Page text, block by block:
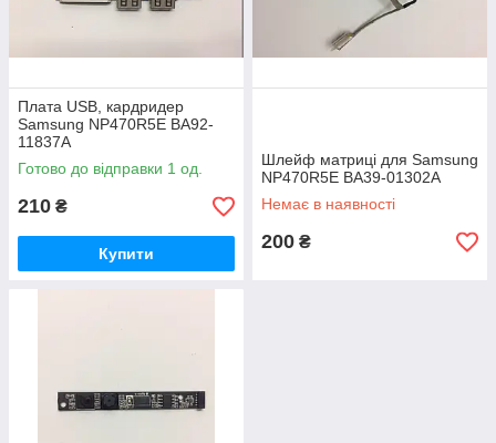
Плата USB, кардридер
Samsung NP470R5E BA92-
11837A
Готово до відправки 1 од.
210 ₴
Купити
Шлейф матриці для Samsung
NP470R5E BA39-01302A
Немає в наявності
200 ₴